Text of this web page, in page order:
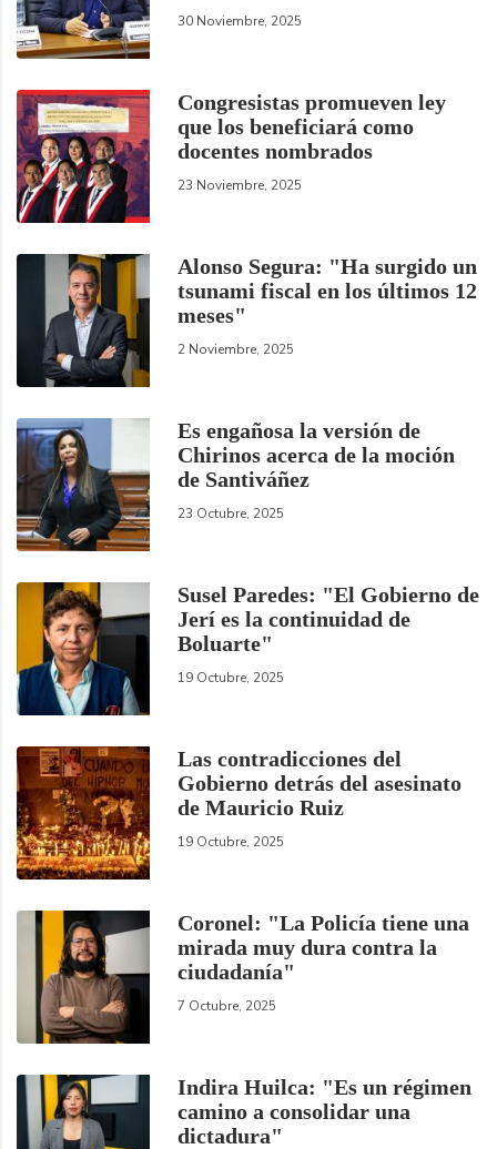
30 Noviembre, 2025
Congresistas promueven ley
que los beneficiará como
docentes nombrados
23 Noviembre, 2025
Alonso Segura: "Ha surgido un
tsunami fiscal en los últimos 12
meses"
2 Noviembre, 2025
Es engañosa la versión de
Chirinos acerca de la moción
de Santiváñez
23 Octubre, 2025
Susel Paredes: "El Gobierno de
Jerí es la continuidad de
Boluarte"
19 Octubre, 2025
Las contradicciones del
Gobierno detrás del asesinato
de Mauricio Ruiz
19 Octubre, 2025
Coronel: "La Policía tiene una
mirada muy dura contra la
ciudadanía"
7 Octubre, 2025
Indira Huilca: "Es un régimen
camino a consolidar una
dictadura"